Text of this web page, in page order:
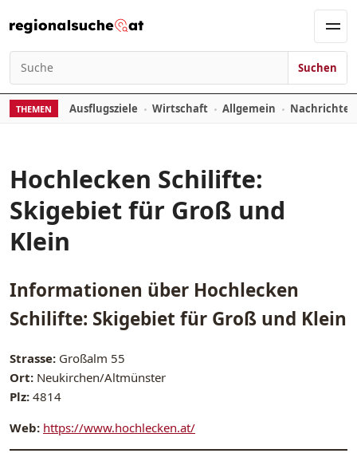
Suchen nach:
Suchen
THEMEN Ausflugsziele Wirtschaft Allgemein
Hochlecken Schilifte:
Skigebiet für Groß und
Klein
Informationen über Hochlecken
Schilifte: Skigebiet für Groß und Klein
Strasse: Großalm 55
Ort: Neukirchen/Altmünster
Plz: 4814
Web: https://www.hochlecken.at/